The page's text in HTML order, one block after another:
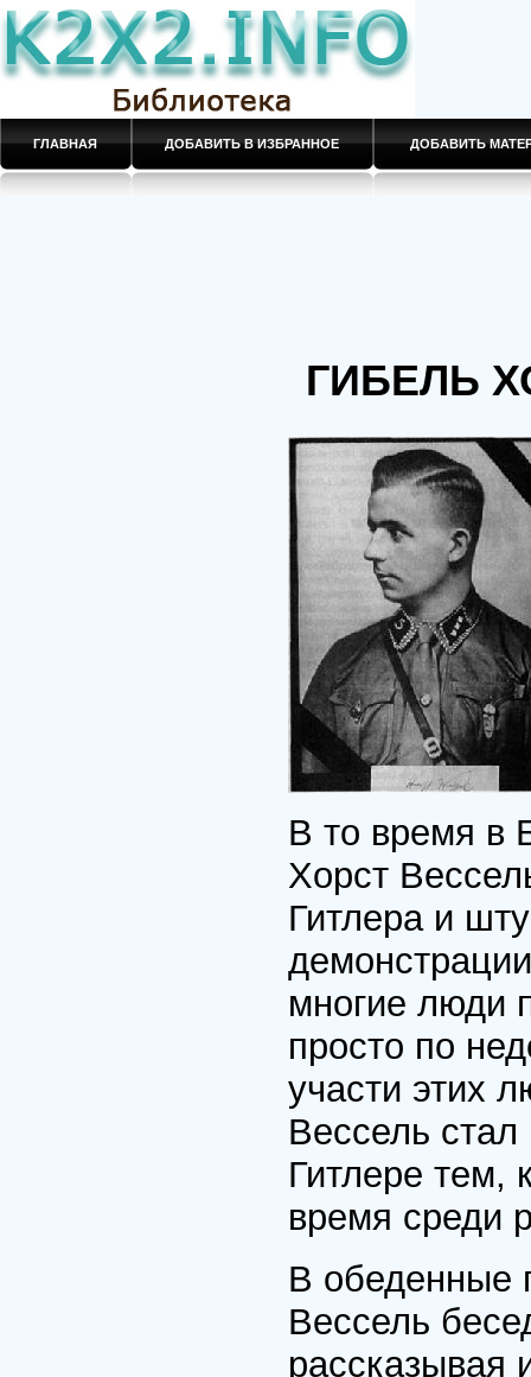
ГЛАВНАЯ ДОБАВИТЬ В ИЗБРАННОЕ ДОБАВИТЬ
ГИБЕЛЬ
В то время в
Хорст
Гитлера и
многие люди
просто по
участи этих
Вессель
Гитлере тем,
время среди
В обеденные
Вессель
рассказывая